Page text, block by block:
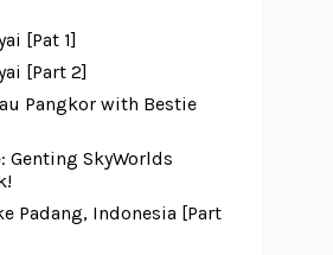
[Pat 1]
[Part 2]
Pangkor with Bestie
Genting SkyWorlds
Padang, Indonesia [Part